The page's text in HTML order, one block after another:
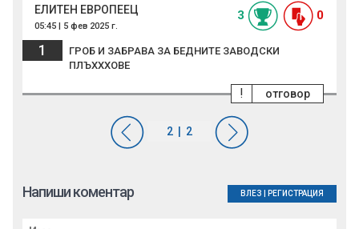
ЕЛИТЕН ЕВРОПЕЕЦ
05:45 | 5 фев 2025 г.
3 0
1
ГРОБ И ЗАБРАВА ЗА БЕДНИТЕ ЗАВОДСКИ
ПЛЪХХХОВЕ
отговор
!
Напиши коментар ВЛЕЗ РЕГИСТРАЦИЯ